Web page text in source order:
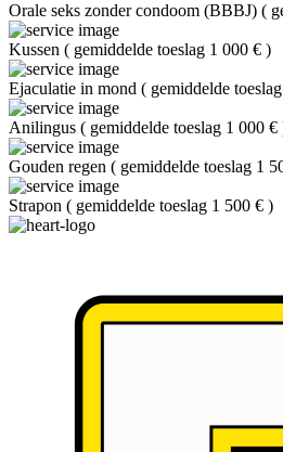
Orale seks zonder condoom (BBBJ) (
Kussen ( gemiddelde toeslag 1 000 € )
Ejaculatie in mond ( gemiddelde
Anilingus ( gemiddelde toeslag 1 000 €
Gouden regen ( gemiddelde toeslag 1
Strapon ( gemiddelde toeslag 1 500 € )